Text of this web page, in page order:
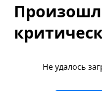
Не удалось